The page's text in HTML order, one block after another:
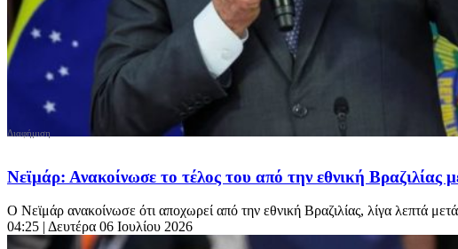
Νεϊμάρ: Ανακοίνωσε το τέλος του από την εθνική Βραζιλίας
Ο Νεϊμάρ ανακοίνωσε ότι αποχωρεί από την εθνική Βραζιλίας, λίγα λεπτά
04:25 | Δευτέρα 06 Ιουλίου 2026